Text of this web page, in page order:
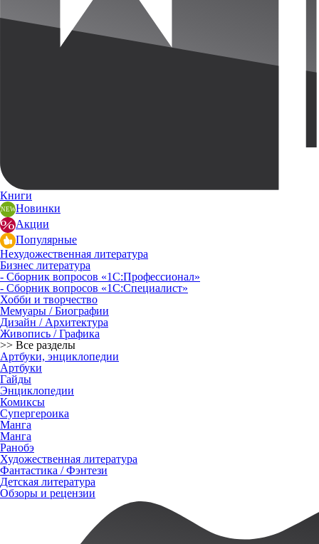
Книги
Новинки
Акции
Популярные
Нехудожественная литература
Бизнес литература
- Сборник вопросов «1С:Профессионал»
- Сборник вопросов «1С:Специалист»
Хобби и творчество
Мемуары / Биографии
Дизайн / Архитектура
Живопись / Графика
>> Все разделы
Артбуки, энциклопедии
Артбуки
Гайды
Энциклопедии
Комиксы
Супергероика
Манга
Манга
Ранобэ
Художественная литература
Фантастика / Фэнтези
Детская литература
Обзоры и рецензии